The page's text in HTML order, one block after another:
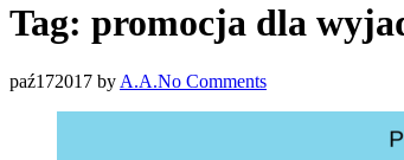
Tag: promocja dla
paź172017 by A.A.No Comments